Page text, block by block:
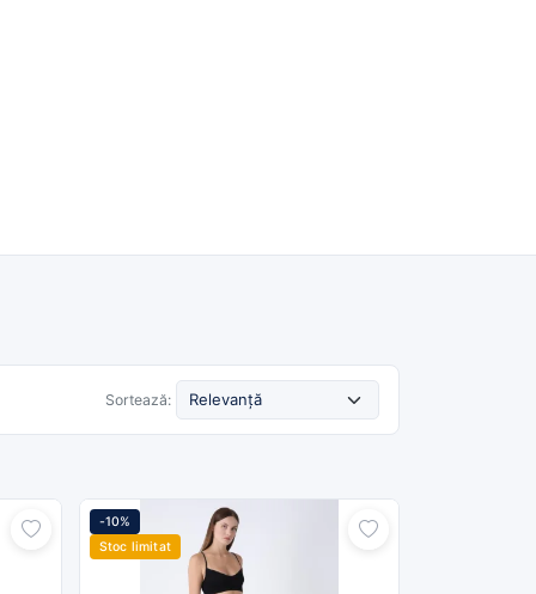
Sortează:
-10%
Stoc limitat